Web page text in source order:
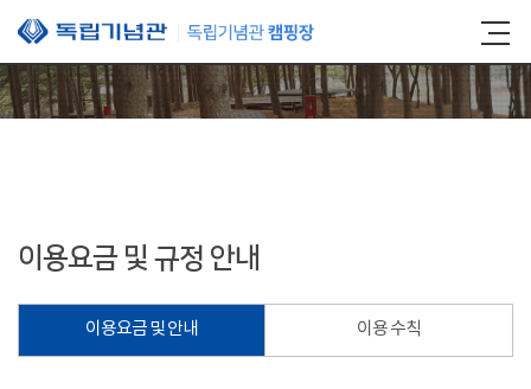
본문 바로가기
이용요금 및 규정 안내
이용요금 및 안내 이용 수칙